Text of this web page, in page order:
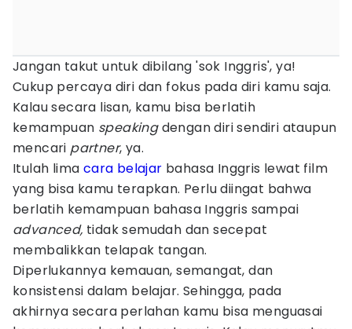
Jangan takut untuk dibilang 'sok Inggris', ya!
Cukup percaya diri dan fokus pada diri kamu saja.
Kalau secara lisan, kamu bisa berlatih
kemampuan speakingdengan diri sendiri ataupun
mencari partner, ya.
Itulah lima cara belajar bahasa Inggris lewat film
yang bisa kamu terapkan. Perlu diingat bahwa
berlatih kemampuan bahasa Inggris sampai
advanced, tidak semudah dan secepat
membalikkan telapak tangan.
Diperlukannya kemauan, semangat, dan
konsistensi dalam belajar. Sehingga, pada
akhirnya secara perlahan kamu bisa menguasai